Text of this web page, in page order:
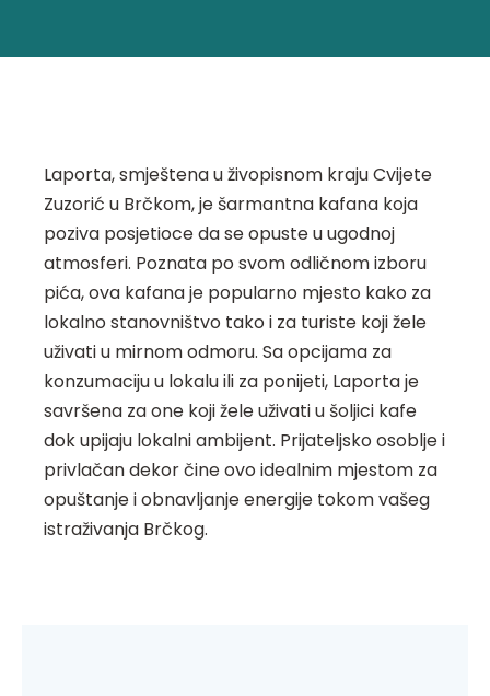
Laporta, smještena u živopisnom kraju Cvijete
Zuzorić u Brčkom, je šarmantna kafana koja
poziva posjetioce da se opuste u ugodnoj
atmosferi. Poznata po svom odličnom izboru
pića, ova kafana je popularno mjesto kako za
lokalno stanovništvo tako i za turiste koji žele
uživati u mirnom odmoru. Sa opcijama za
konzumaciju u lokalu ili za ponijeti, Laporta je
savršena za one koji žele uživati u šoljici kafe
dok upijaju lokalni ambijent. Prijateljsko osoblje i
privlačan dekor čine ovo idealnim mjestom za
opuštanje i obnavljanje energije tokom vašeg
istraživanja Brčkog.